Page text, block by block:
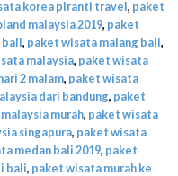
korea piranti travel, paket
malaysia 2019, paket
bali, paket wisata malang bali,
malaysia, paket wisata
2 malam, paket wisata
dari bandung, paket
murah, paket wisata
singapura, paket wisata
medan bali 2019, paket
bali, paket wisata murah ke